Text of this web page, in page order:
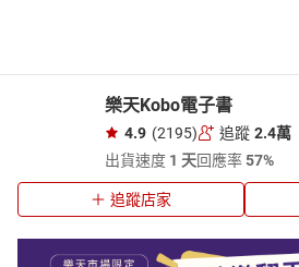
樂天Kobo電子書
4.9 (2195) 追蹤 2.4萬
出貨速度 1 天回應率57%
追蹤店家